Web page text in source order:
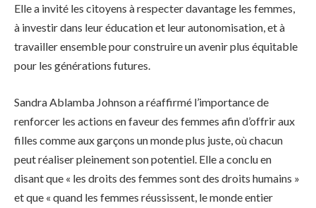
Elle a invité les citoyens à respecter davantage les femmes,
à investir dans leur éducation et leur autonomisation, et à
travailler ensemble pour construire un avenir plus équitable
pour les générations futures.
Sandra Ablamba Johnson a réaffirmé l’importance de
renforcer les actions en faveur des femmes afin d’offrir aux
filles comme aux garçons un monde plus juste, où chacun
peut réaliser pleinement son potentiel. Elle a conclu en
disant que « les droits des femmes sont des droits humains »
et que « quand les femmes réussissent, le monde entier